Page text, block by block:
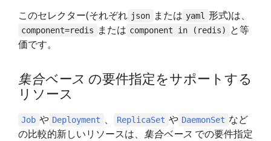
このセレクター(それぞれ json または yaml 形式)は、
component=redis または component in (redis)
と等
価です。
集合ベース の要件指定をサポートする
リソース
Job や Deployment 、 ReplicaSet や DaemonSet など
の比較的新しいリソースは、 集合ベース での要件指定